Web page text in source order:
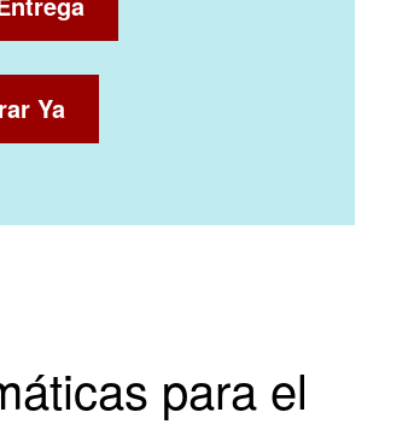
Ya
para el